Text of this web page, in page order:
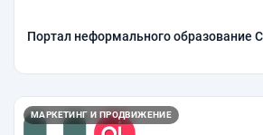
Портал неформального образование
МАРКЕТИНГ И ПРОДВИЖЕНИЕ